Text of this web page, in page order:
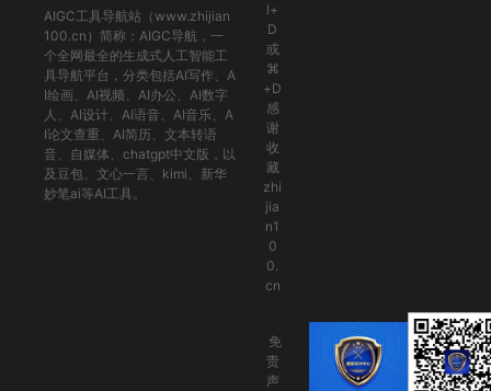
AIGC工具导航站（www.zhijian
100.cn）简称： AIGC导航 ，一
个全网最全的生成式人工智能工
具导航平台，分类包括AI写作 、 A
I绘画 、 AI视频 、 AI办公 、 AI数字
人 、 AI设计、 AI语音、 AI音乐、 A
I论文查重 、 AI简历 、 文本转语
音、 自媒体 、 chatgpt中文版 ，以
及 豆包、 文心一言 、 kimi 、 新华
妙笔ai等AI工具。
l+
D
或
⌘
+D
感
谢
收
藏
zhi
jia
n1
0
0.
cn
免
责
声